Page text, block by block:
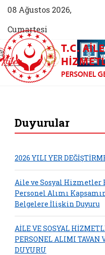
08 Ağustos 2026,
Cumartesi
Aile (yeni sekmede açılır)
AİLEM İletişim Merkezi (yeni
Aile ve Nüfus
T.C.
PERSONEL
Duyurular
2026 YILI YER
Aile ve Sosyal Hizmetler
Personel Alımı
Belgelere İlişkin Duyuru
AİLE VE SOSYAL
PERSONEL ALIMI
DUYURU